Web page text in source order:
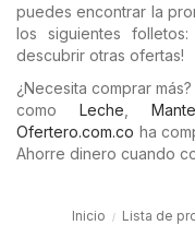
puedes encontrar la
los siguientes
descubrir otras ofertas!
¿Necesita comprar
como Leche
Ofertero.com.co ha
Ahorre dinero cuando
Inicio Lista de